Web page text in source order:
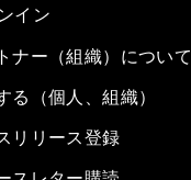
イン
ナー（組織）につい
る（個人、組織）
リリース登録